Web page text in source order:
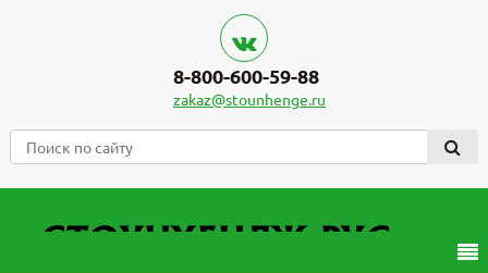
8-800-600-59-88
zakaz@stounhenge.ru